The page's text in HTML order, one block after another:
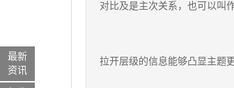
对比及是主次关系，也可以叫
拉开层级的信息能够凸显主题
最新
资讯